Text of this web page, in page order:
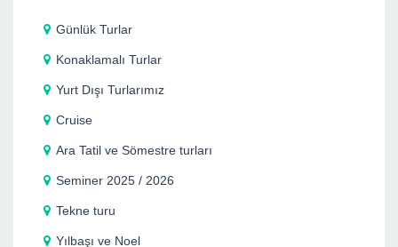
Günlük Turlar
Konaklamalı Turlar
Yurt Dışı Turlarımız
Cruise
Ara Tatil ve Sömestre turları
Seminer 2025 / 2026
Tekne turu
Yılbaşı ve Noel